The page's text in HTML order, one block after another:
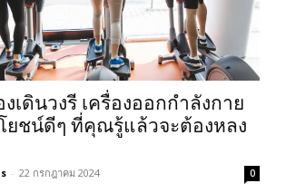
งเดินวงรี เครื่องออกกำลังกาย
ยชน์ดีๆ ที่คุณรู้แล้วจะต้องหลง
- 22 กรกฎาคม 2024 0